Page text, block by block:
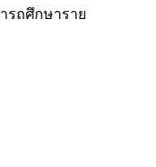
รถศึกษาราย